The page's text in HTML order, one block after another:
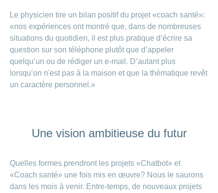
Le physicien tire un bilan positif du projet «coach santé»:
«nos expériences ont montré que, dans de nombreuses
situations du quotidien, il est plus pratique d’écrire sa
question sur son téléphone plutôt que d’appeler
quelqu’un ou de rédiger un e-mail. D’autant plus
lorsqu’on n'est pas à la maison et que la thématique revêt
un caractère personnel.»
Une vision ambitieuse du futur
Quelles formes prendront les projets «Chatbot» et
«Coach santé» une fois mis en œuvre? Nous le saurons
dans les mois à venir. Entre-temps, de nouveaux projets